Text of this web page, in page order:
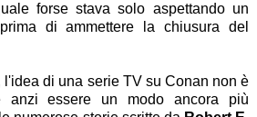
forse stava solo aspettando un
di ammettere la chiusura del
l'idea di una serie TV su Conan non è
anzi essere un modo ancora più